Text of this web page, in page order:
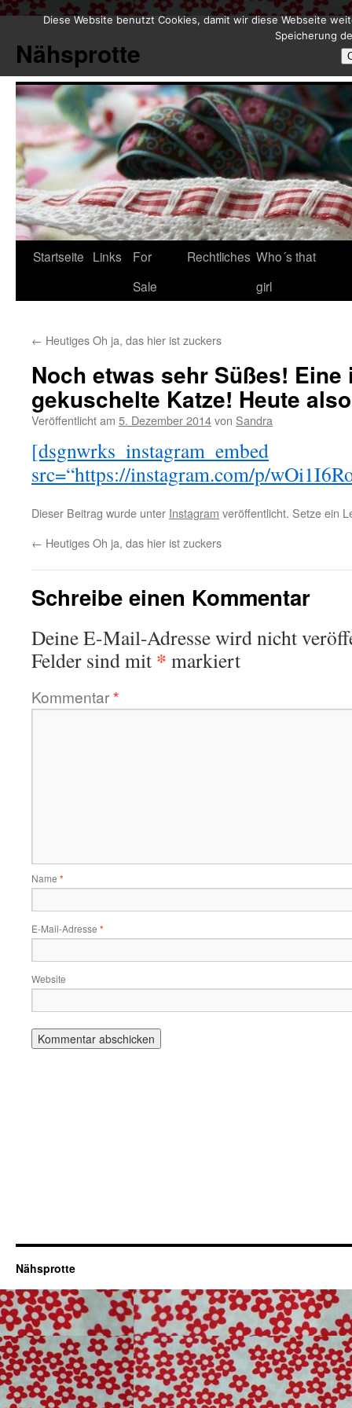
springen
Nähsprotte
Startseite Links
For
Sale
Rechtliches Who´s that
girl
← Heutiges Oh ja, das hier ist zuckers
Noch etwas sehr Süßes!
gekuschelte Katze! Heute
Veröffentlicht am 5. Dezember 2014von Sandra
[dsgnwrks_instagram_embed
src=“https://instagram.com/p/
Dieser Beitrag wurde unter Instagram veröffentlicht. Setze ein
← Heutiges Oh ja, das hier ist zuckers
Schreibe einen Kommentar
Deine E-Mail-Adresse wird nicht
Felder sind mit * markiert
Kommentar*
Name *
E-Mail-Adresse *
Website
Nähsprotte
Diese Website benutzt Cookies, damit wir diese Webseite
Speicherung